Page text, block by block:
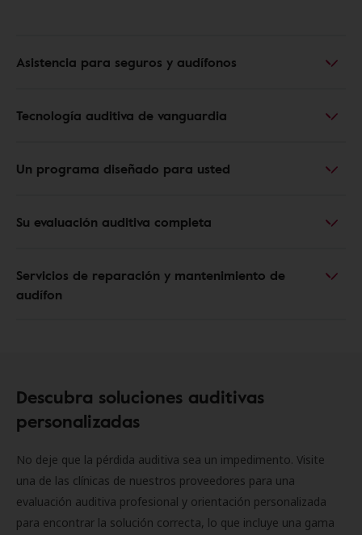
Asistencia para seguros y audífonos
Tecnología auditiva de vanguardia
Un programa diseñado para usted
Su evaluación auditiva completa
Servicios de reparación y mantenimiento de
audífon
Descubra soluciones auditivas
personalizadas
No deje que la pérdida auditiva sea un impedimento. Visite
una de las clínicas de nuestros proveedores para una
evaluación auditiva profesional y orientación personalizada
para encontrar la solución correcta, lo que incluye una gama